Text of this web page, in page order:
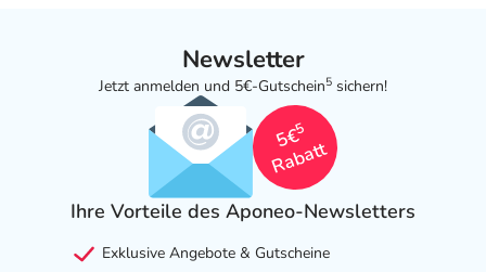
Newsletter
Jetzt anmelden und 5€-Gutschein5 sichern!
5€
5
Rabatt
Ihre Vorteile des Aponeo-Newsletters
Exklusive Angebote & Gutscheine